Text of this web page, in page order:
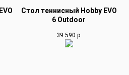
Стол теннисный Hobby EVO
6 Outdoor
39 590 р.